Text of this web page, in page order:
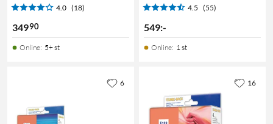
4.0 (18)
34990
Online: 5+ st
4.5 (55)
549:-
Online: 1 st
6 16